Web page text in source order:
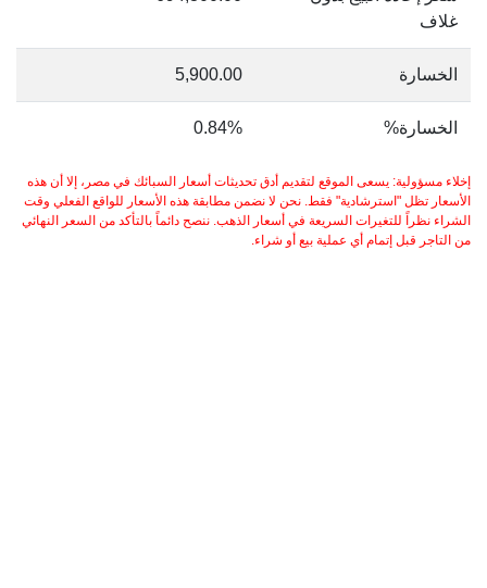
غلاف
الخسارة 5,900.00
الخسارة% 0.84%
إخلاء مسؤولية: يسعى الموقع لتقديم أدق تحديثات أسعار السبائك في مصر، إلا أن هذه
الأسعار تظل "استرشادية" فقط. نحن لا نضمن مطابقة هذه الأسعار للواقع الفعلي وقت
الشراء نظراً للتغيرات السريعة في أسعار الذهب. ننصح دائماً بالتأكد من السعر النهائي
من التاجر قبل إتمام أي عملية بيع أو شراء.